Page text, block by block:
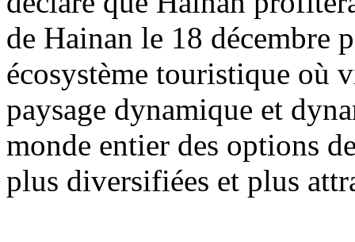
de Hainan le 18 décembre
écosystème touristique où
paysage dynamique et
monde entier des options
plus diversifiées et plus